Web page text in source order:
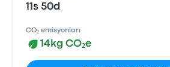
11s 50d
CO₂ emisyonları
14kg CO₂e